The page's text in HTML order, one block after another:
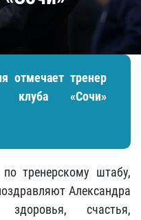
отмечает тренер
клуба «Сочи»
тренерскому штабу,
Александра
счастья,